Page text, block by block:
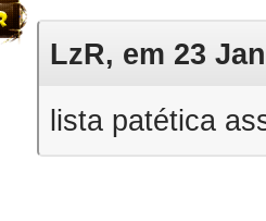
LzR, em 23
lista patética